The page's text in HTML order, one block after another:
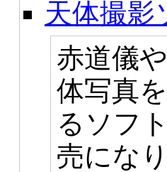
天体撮影
赤道儀
体写真
るソフ
売にな